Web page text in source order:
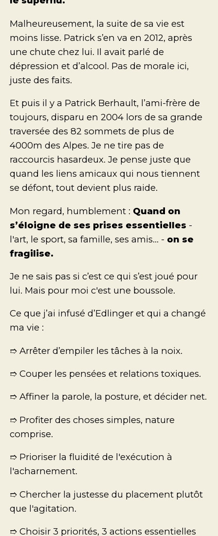
Malheureusement, la suite de sa vie est
moins lisse. Patrick s’en va en 2012, après
une chute chez lui. Il avait parlé de
dépression et d’alcool. Pas de morale ici,
juste des faits.
Et puis il y a Patrick Berhault, l’ami-frère de
toujours, disparu en 2004 lors de sa grande
traversée des 82 sommets de plus de
4000m des Alpes. Je ne tire pas de
raccourcis hasardeux. Je pense juste que
quand les liens amicaux qui nous tiennent
se défont, tout devient plus raide.
Mon regard, humblement : Quand on
s’éloigne de ses prises essentielles -
l'art, le sport, sa famille, ses amis... - on se
fragilise.
Je ne sais pas si c’est ce qui s’est joué pour
lui. Mais pour moi c'est une boussole.
Ce que j’ai infusé d’Edlinger et qui a changé
ma vie :
➱ Arrêter d’empiler les tâches à la noix.
➱ Couper les pensées et relations toxiques.
➱ Affiner la parole, la posture, et décider net.
➱ Profiter des choses simples, nature
comprise.
➱ Prioriser la fluidité de l'exécution à
l'acharnement.
➱ Chercher la justesse du placement plutôt
que l'agitation.
➱ Choisir 3 priorités, 3 actions essentielles